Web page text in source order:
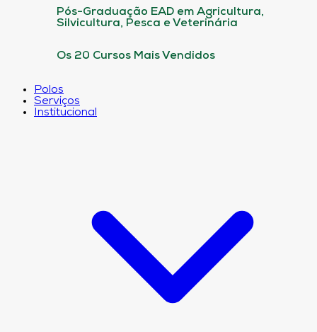
Pós-Graduação EAD em Agricultura,
Silvicultura, Pesca e Veterinária
Os 20 Cursos Mais Vendidos
Polos
Serviços
Institucional